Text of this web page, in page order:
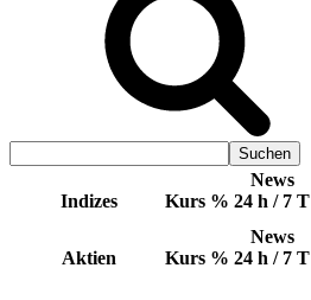
Indizes Kurs %
News
24 h / 7 T
Aktien Kurs %
News
24 h / 7 T